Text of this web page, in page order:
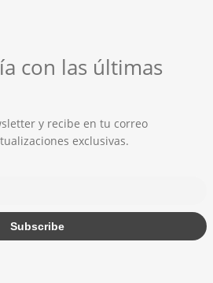
con las últimas
y recibe en tu correo
exclusivas.